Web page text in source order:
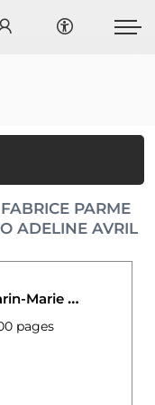
PARME
ADELINE AVRIL
Adeline Avril
pages